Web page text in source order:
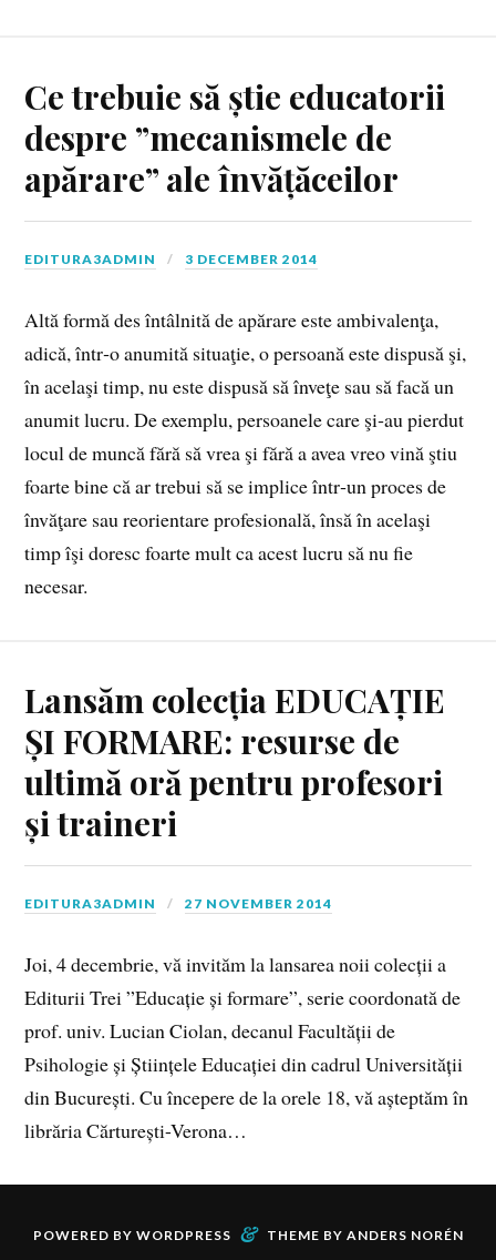
Ce trebuie să știe educatorii
despre ”mecanismele de
apărare” ale învățăceilor
EDITURA3ADMIN 3 DECEMBER 2014
Altă formă des întâlnită de apărare este ambivalenţa,
adică, într‑o anumită situaţie, o persoană este dispusă şi,
în acelaşi timp, nu este dispusă să înveţe sau să facă un
anumit lucru. De exemplu, persoanele care şi‑au pierdut
locul de muncă fără să vrea şi fără a avea vreo vină ştiu
foarte bine că ar trebui să se implice într‑un proces de
învăţare sau reorientare profesională, însă în acelaşi
timp îşi doresc foarte mult ca acest lucru să nu fie
necesar.
Lansăm colecția EDUCAȚIE
ȘI FORMARE: resurse de
ultimă oră pentru profesori
și traineri
EDITURA3ADMIN 27 NOVEMBER 2014
Joi, 4 decembrie, vă invităm la lansarea noii colecții a
Editurii Trei ”Educație și formare”, serie coordonată de
prof. univ. Lucian Ciolan, decanul Facultății de
Psihologie și Științele Educației din cadrul Universității
din București. Cu începere de la orele 18, vă așteptăm în
librăria Cărturești-Verona…
POWERED BY WORDPRESS & THEME BY ANDERS NORÉN